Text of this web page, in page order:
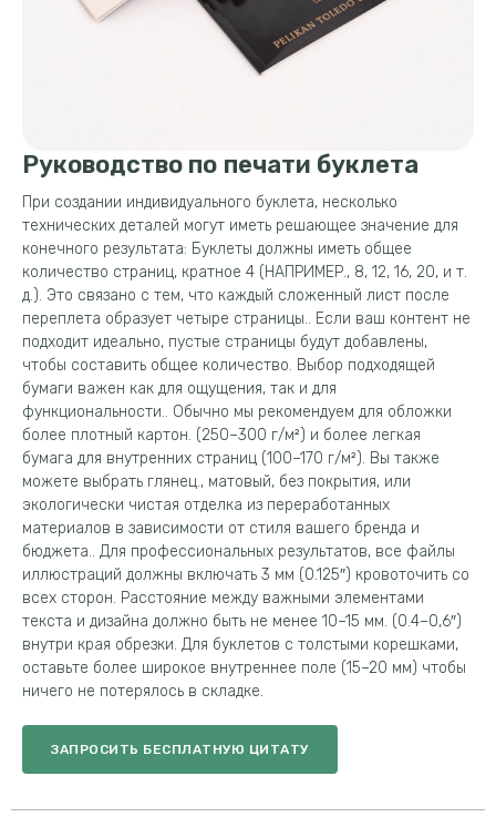
Руководство по печати буклета
При создании индивидуального буклета, несколько
технических деталей могут иметь решающее значение для
конечного результата: Буклеты должны иметь общее
количество страниц, кратное 4 (НАПРИМЕР., 8, 12, 16, 20, и т.
д.). Это связано с тем, что каждый сложенный лист после
переплета образует четыре страницы.. Если ваш контент не
подходит идеально, пустые страницы будут добавлены,
чтобы составить общее количество. Выбор подходящей
бумаги важен как для ощущения, так и для
функциональности.. Обычно мы рекомендуем для обложки
более плотный картон. (250–300 г/м²) и более легкая
бумага для внутренних страниц (100–170 г/м²). Вы также
можете выбрать глянец., матовый, без покрытия, или
экологически чистая отделка из переработанных
материалов в зависимости от стиля вашего бренда и
бюджета.. Для профессиональных результатов, все файлы
иллюстраций должны включать 3 мм (0.125″) кровоточить со
всех сторон. Расстояние между важными элементами
текста и дизайна должно быть не менее 10–15 мм. (0.4–0,6″)
внутри края обрезки. Для буклетов с толстыми корешками,
оставьте более широкое внутреннее поле (15–20 мм) чтобы
ничего не потерялось в складке.
ЗАПРОСИТЬ БЕСПЛАТНУЮ ЦИТАТУ